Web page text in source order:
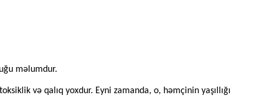
məlumdur.
və qalıq yoxdur. Eyni zamanda, o, həmçinin yaşıllığı